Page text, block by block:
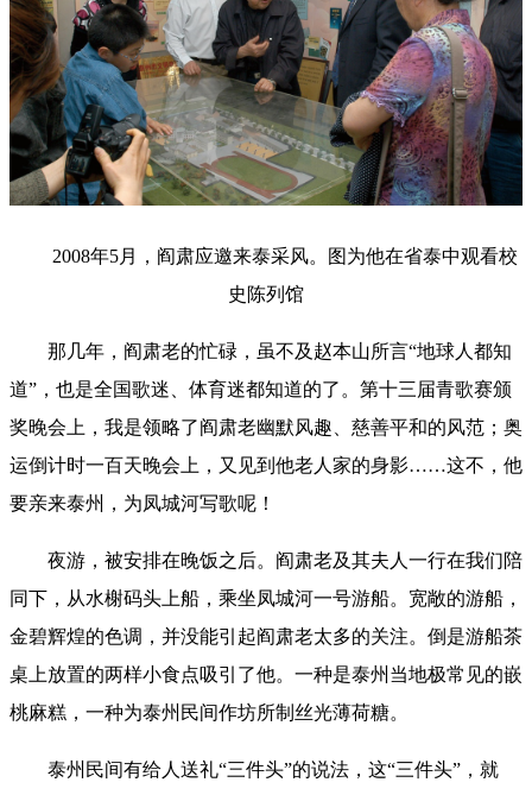
2008年5月，阎肃应邀来泰采风。图为他在省泰中观看校
史陈列馆
那几年，阎肃老的忙碌，虽不及赵本山所言“地球人都知
道”，也是全国歌迷、体育迷都知道的了。第十三届青歌赛颁
奖晚会上，我是领略了阎肃老幽默风趣、慈善平和的风范；奥
运倒计时一百天晚会上，又见到他老人家的身影……这不，他
要亲来泰州，为凤城河写歌呢！
夜游，被安排在晚饭之后。阎肃老及其夫人一行在我们陪
同下，从水榭码头上船，乘坐凤城河一号游船。宽敞的游船，
金碧辉煌的色调，并没能引起阎肃老太多的关注。倒是游船茶
桌上放置的两样小食点吸引了他。一种是泰州当地极常见的嵌
桃麻糕，一种为泰州民间作坊所制丝光薄荷糖。
泰州民间有给人送礼“三件头”的说法，这“三件头”，就